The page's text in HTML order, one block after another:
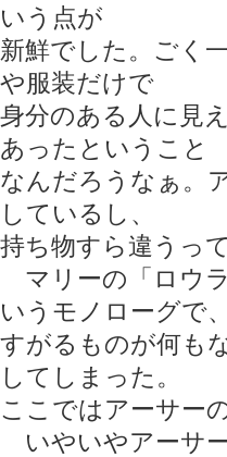
いう点が
新鮮でした。ごく
や服装だけで
身分のある人に見
あったということ
なんだろうなぁ。
しているし、
持ち物すら違うっ
マリーの「ロウ
いうモノローグで、
すがるものが何も
してしまった。
ここではアーサー
いやいやアーサ